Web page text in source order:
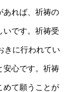
あれば、祈祷の
いです。祈祷受
きに行われてい
安心です。祈祷
めて願うことが